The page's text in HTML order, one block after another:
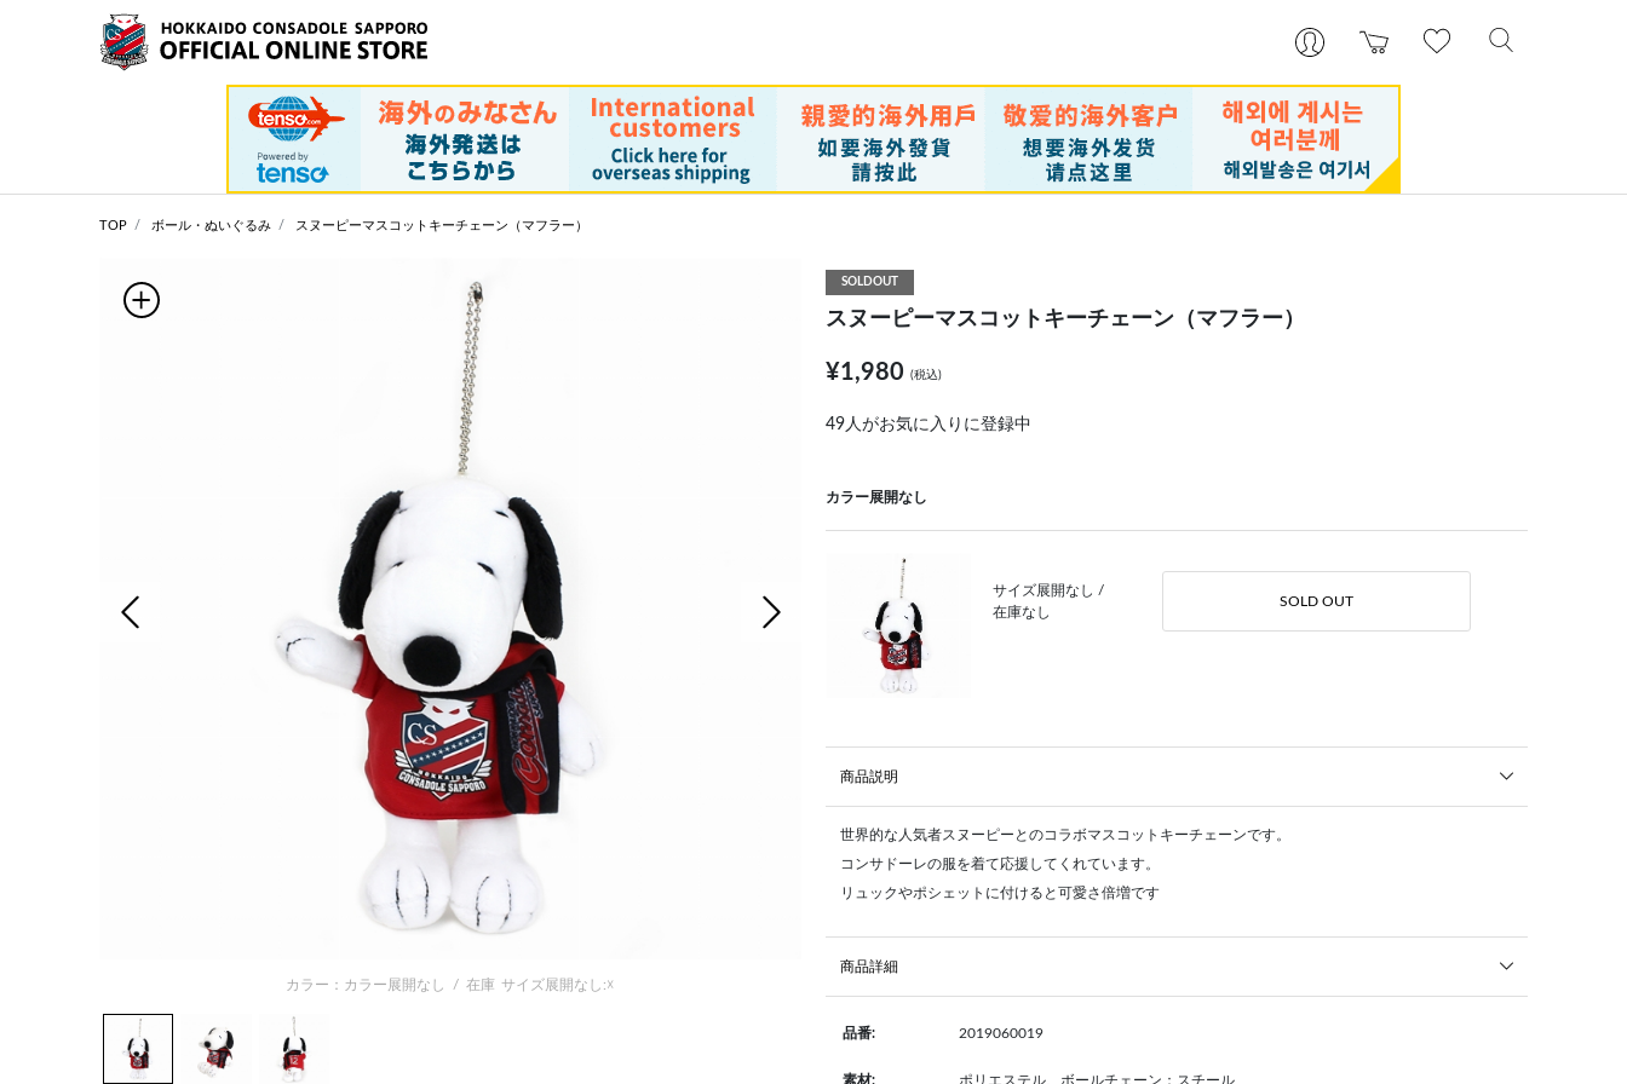
TOP ボール・ぬいぐるみ スヌーピーマスコットキーチェーン（マフラー）
前の画像
カラー：カラー展開なし / 在庫 サイズ展開なし:☓
SOLDOUT
スヌーピーマスコットキーチェーン（マフラー）
¥1,980 (税込)
49人がお気に入りに登録中
カラー展開なし
サイズ展開なし /
在庫なし
SOLD OUT
商品説明
世界的な人気者スヌーピーとのコラボマスコットキーチェーンです。
コンサドーレの服を着て応援してくれています。
リュックやポシェットに付けると可愛さ倍増です
商品詳細
品番: 2019060019
素材: ポリエステル、ボールチェーン：スチール